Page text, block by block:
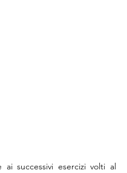
ai successivi esercizi volti al